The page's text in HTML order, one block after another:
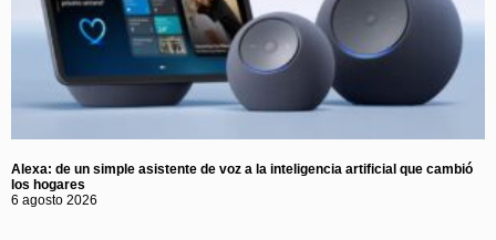
Alexa: de un simple asistente de voz a la inteligencia artificial que cambió
los hogares
6 agosto 2026